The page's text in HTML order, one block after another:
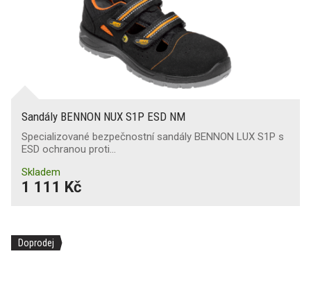
Sandály BENNON NUX S1P ESD NM
Specializované bezpečnostní sandály BENNON LUX S1P s
ESD ochranou proti…
Skladem
1 111 Kč
Doprodej